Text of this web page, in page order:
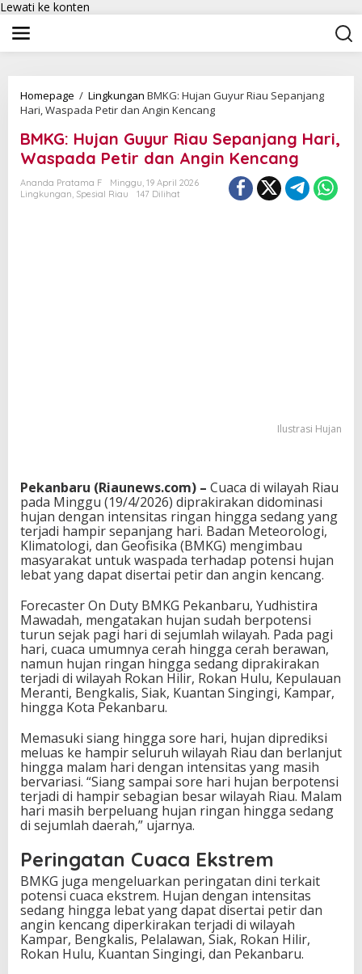
Lewati ke konten
Homepage / Lingkungan BMKG: Hujan Guyur Riau Sepanjang
Hari, Waspada Petir dan Angin Kencang
BMKG: Hujan Guyur Riau Sepanjang Hari,
Waspada Petir dan Angin Kencang
Ananda Pratama F
Minggu, 19 April 2026
Lingkungan, Spesial Riau 147 Dilihat
Ilustrasi Hujan
Pekanbaru (Riaunews.com) – Cuaca di wilayah Riau
pada Minggu (19/4/2026) diprakirakan didominasi
hujan dengan intensitas ringan hingga sedang yang
terjadi hampir sepanjang hari. Badan Meteorologi,
Klimatologi, dan Geofisika (BMKG) mengimbau
masyarakat untuk waspada terhadap potensi hujan
lebat yang dapat disertai petir dan angin kencang.
Forecaster On Duty BMKG Pekanbaru, Yudhistira
Mawadah, mengatakan hujan sudah berpotensi
turun sejak pagi hari di sejumlah wilayah. Pada pagi
hari, cuaca umumnya cerah hingga cerah berawan,
namun hujan ringan hingga sedang diprakirakan
terjadi di wilayah Rokan Hilir, Rokan Hulu, Kepulauan
Meranti, Bengkalis, Siak, Kuantan Singingi, Kampar,
hingga Kota Pekanbaru.
Memasuki siang hingga sore hari, hujan diprediksi
meluas ke hampir seluruh wilayah Riau dan berlanjut
hingga malam hari dengan intensitas yang masih
bervariasi. “Siang sampai sore hari hujan berpotensi
terjadi di hampir sebagian besar wilayah Riau. Malam
hari masih berpeluang hujan ringan hingga sedang
di sejumlah daerah,” ujarnya.
Peringatan Cuaca Ekstrem
BMKG juga mengeluarkan peringatan dini terkait
potensi cuaca ekstrem. Hujan dengan intensitas
sedang hingga lebat yang dapat disertai petir dan
angin kencang diperkirakan terjadi di wilayah
Kampar, Bengkalis, Pelalawan, Siak, Rokan Hilir,
Rokan Hulu, Kuantan Singingi, dan Pekanbaru.